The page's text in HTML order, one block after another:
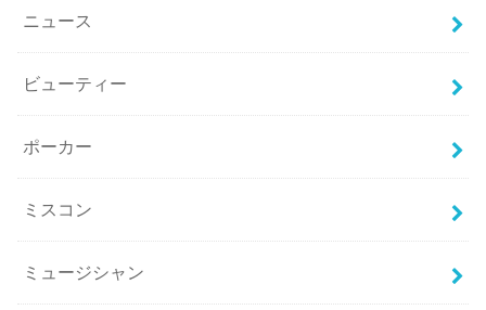
ニュース
ビューティー
ポーカー
ミスコン
ミュージシャン